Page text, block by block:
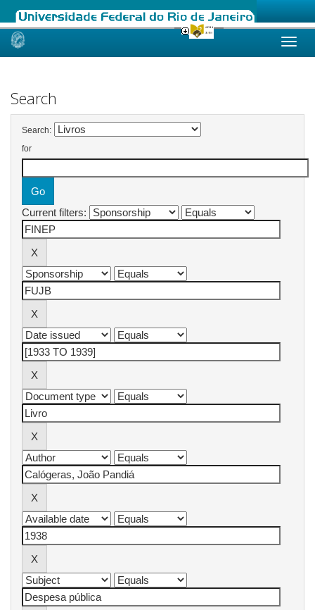
Skip
Search
Search:
for
Current filters: